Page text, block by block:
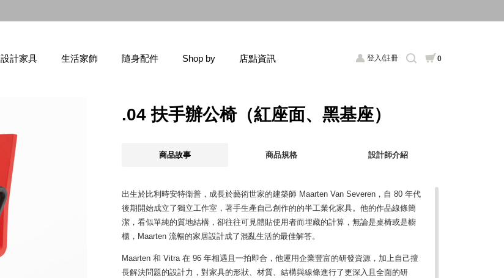
登入/註冊 0
設計家具 生活家飾 隨身配件 Shop by 店點資訊
.04 扶手辦公椅（紅座面、黑基座）
商品故事 商品規格 設計師介紹
出生於比利時安特衛普，成長於藝術世家的建築師 Maarten Van Severen，自 80 年代
後期開始成立了獨立工作室，著手生產自己創作的的半工業化家具。他的作品線條簡
潔，看似單純的質地結構，卻往往可見體貼使用者而埋藏的計算，無論是桌椅或是櫥
櫃，Maarten 流暢的家居設計成了混亂生活的最佳解答。
Maarten 和 Vitra 在 96 年相遇且一拍即合，他運用企業豐富的研發資源，加上自己擅
長解決問題的設計力，對家具的形狀、材質、結構與線條進行了更深入且全面的研